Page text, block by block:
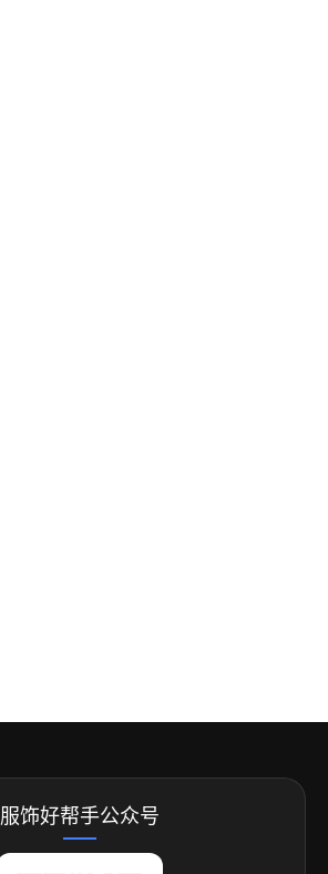
服饰好帮手公众号